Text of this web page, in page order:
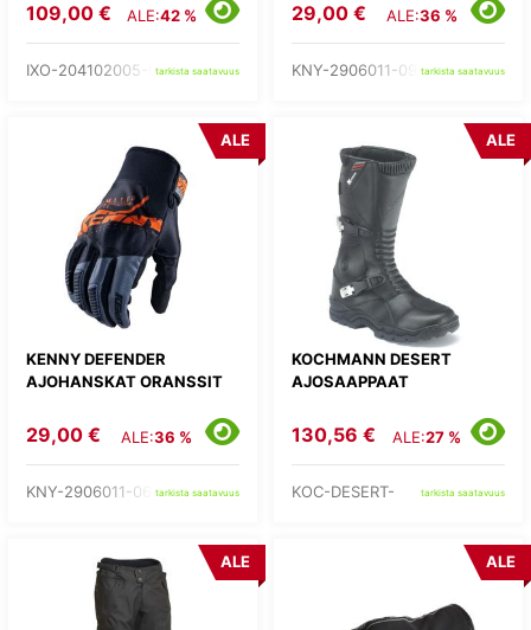
109,00 € ALE:42 %
IXO-204102005-04-tarkista saatavuus
29,00 € ALE:36 %
KNY-2906011-09-tarkista saatavuus
KENNY DEFENDER
AJOHANSKAT ORANSSIT
ALE
29,00 € ALE:36 %
KNY-2906011-06-tarkista saatavuus
KOCHMANN DESERT
AJOSAAPPAAT
ALE
130,56 € ALE:27 %
KOC-DESERT- tarkista saatavuus
ALE ALE